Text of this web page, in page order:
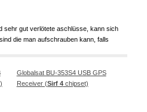
sehr gut verlötete aschlüsse, kann sich
die man aufschrauben kann, falls
Globalsat BU-353S4 USB GPS
Receiver (Sirf 4chipset)